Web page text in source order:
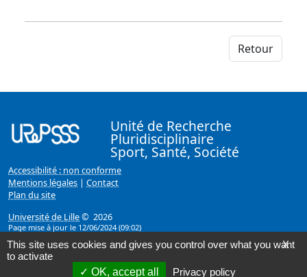
Retour
Unité de Recherche
Pluridisciplinaire
Sport, Santé, Société
Accessibilité : non conforme
Mentions légales | Contact
Plan du site
Université de Lille© 2026
Page mise à jour le 12/06/2024 (09:02)
X
This site uses cookies and gives you control over what you want
to activate
OK, accept all
Privacy policy